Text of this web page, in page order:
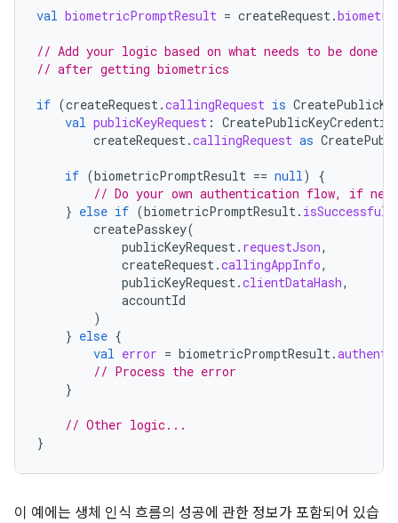
val biometricPromptResult = createRequest.
// Add your logic based on what needs to be done
// after getting biometrics
if (createRequest.callingRequest is
val publicKeyRequest :
createRequest.callingRequest as
if (biometricPromptResult == null)
{
// Do your own authentication flow, if
} else if (biometricPromptResult. isSuccessful
createPasskey(
publicKeyRequest. requestJson,
createRequest.callingAppInfo,
publicKeyRequest.clientDataHash,
accountId
)
} else {
val error = biometricPromptResult.
// Process the error
}
// Other logic...
}
이 예에는 생체 인식 흐름의 성공에 관한 정보가 포함되어 있습